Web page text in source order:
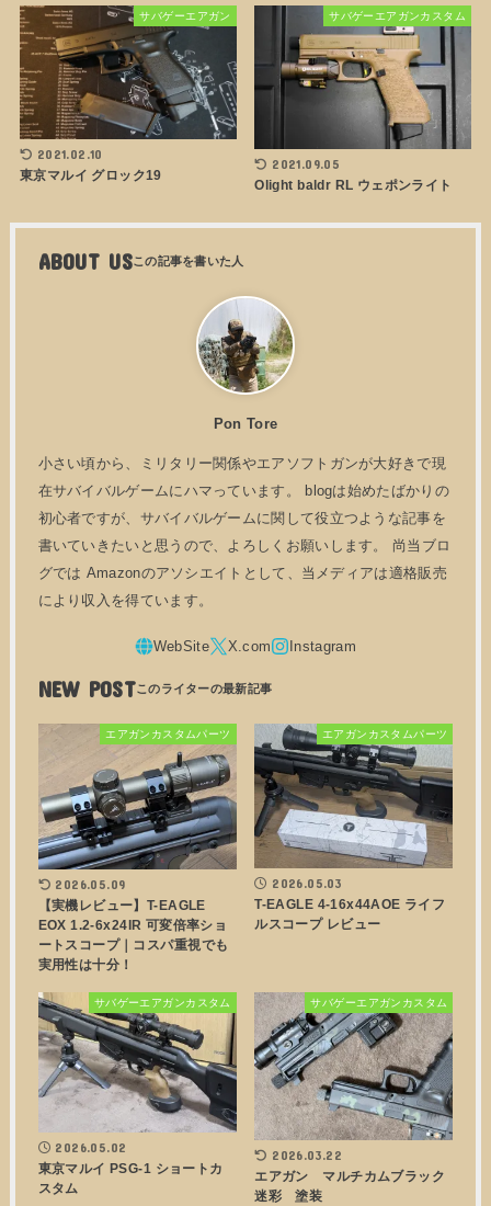
サバゲーエアガン
2021.02.10
東京マルイ グロック19
サバゲーエアガンカスタム
2021.09.05
Olight baldr RL ウェポンライト
ABOUT US
Pon Tore
小さい頃から、ミリタリー関係やエアソフトガンが大好きで現
在サバイバルゲームにハマっています。 blogは始めたばかりの
初心者ですが、サバイバルゲームに関して役立つような記事を
書いていきたいと思うので、よろしくお願いします。 尚当ブロ
グでは Amazonのアソシエイトとして、当メディアは適格販売
により収入を得ています。
NEW POST
エアガンカスタムパーツ
2026.05.09
【実機レビュー】T-EAGLE
EOX 1.2-6x24IR 可変倍率ショ
ートスコープ｜コスパ重視でも
実用性は十分！
エアガンカスタムパーツ
2026.05.03
T-EAGLE 4-16x44AOE ライフ
ルスコープ レビュー
サバゲーエアガンカスタム
2026.05.02
東京マルイ PSG-1 ショートカ
スタム
サバゲーエアガンカスタム
2026.03.22
エアガン マルチカムブラック
迷彩 塗装